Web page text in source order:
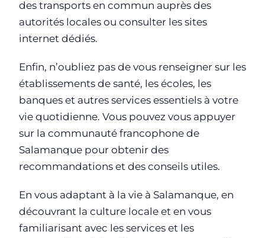
des transports en commun auprès des
autorités locales ou consulter les sites
internet dédiés.
Enfin, n’oubliez pas de vous renseigner sur les
établissements de santé, les écoles, les
banques et autres services essentiels à votre
vie quotidienne. Vous pouvez vous appuyer
sur la communauté francophone de
Salamanque pour obtenir des
recommandations et des conseils utiles.
En vous adaptant à la vie à Salamanque, en
découvrant la culture locale et en vous
familiarisant avec les services et les